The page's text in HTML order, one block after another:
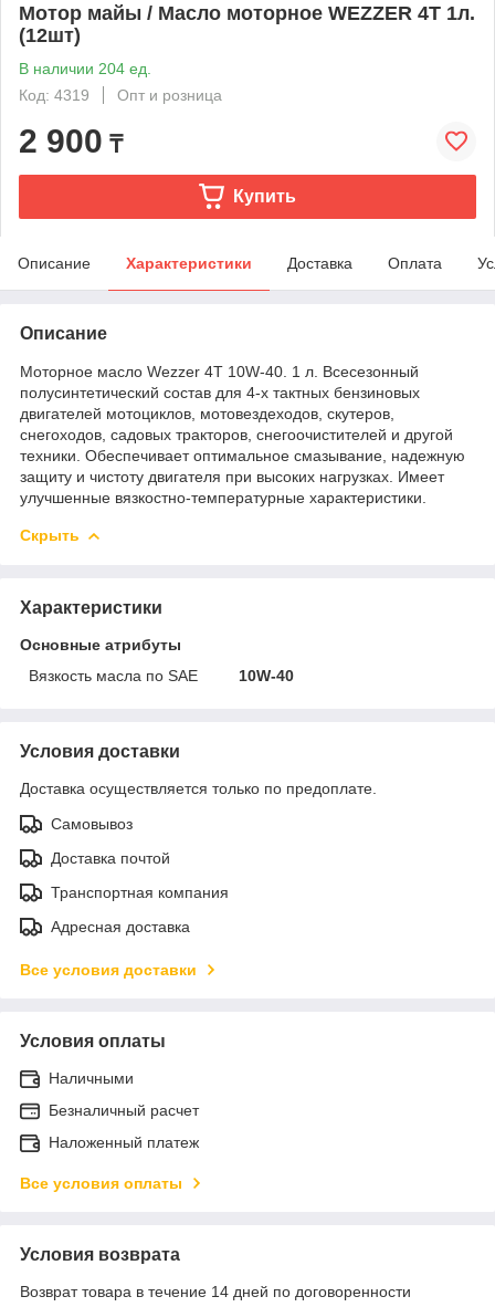
Мотор майы / Масло моторное WEZZER 4T 1л.
(12шт)
В наличии 204 ед.
Код: 4319
Опт и розница
2 900 ₸
Купить
Описание Характеристики Доставка Оплата
Описание
Моторное масло Wezzer 4T 10W-40. 1 л. Всесезонный
полусинтетический состав для 4-х тактных бензиновых
двигателей мотоциклов, мотовездеходов, скутеров,
снегоходов, садовых тракторов, снегоочистителей и другой
техники. Обеспечивает оптимальное смазывание, надежную
защиту и чистоту двигателя при высоких нагрузках. Имеет
улучшенные вязкостно-температурные характеристики.
Скрыть
Характеристики
Основные атрибуты
Вязкость масла по SAE
10W-40
Условия доставки
Доставка осуществляется только по предоплате.
Самовывоз
Доставка почтой
Транспортная компания
Адресная доставка
Все условия доставки
Условия оплаты
Наличными
Безналичный расчет
Наложенный платеж
Все условия оплаты
Условия возврата
Возврат товара в течение 14 дней по договоренности